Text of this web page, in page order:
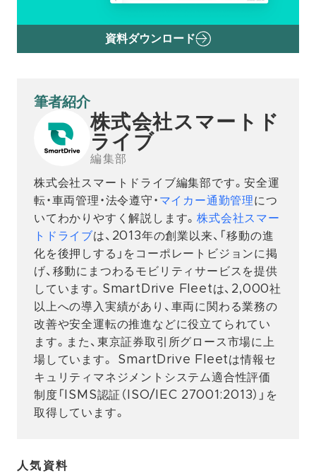
資料ダウンロード
筆者紹介
株式会社スマートド
ライブ
編集部
株式会社スマートドライブ編集部です。安全運
転・車両管理・法令遵守・ マイカー通勤管理につ
いてわかりやすく解説します。株式会社スマー
トドライブは、2013年の創業以来、「移動の進
化を後押しする」をコーポレートビジョンに掲
げ、移動にまつわるモビリティサービスを提供
しています。SmartDrive Fleetは、2,000社
以上への導入実績があり、車両に関わる業務の
改善や安全運転の推進などに役立てられてい
ます。また、東京証券取引所グロース市場に上
場しています。 SmartDrive Fleetは情報セ
キュリティマネジメントシステム適合性評価
制度「ISMS認証（ISO/IEC 27001:2013）」を
取得しています。
人気資料